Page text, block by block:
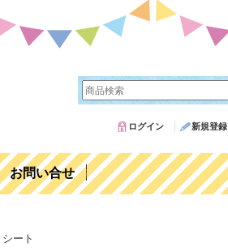
ログイン 新規登録
お問い合せ
ート